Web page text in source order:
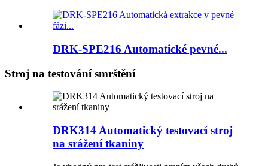
DRK-SPE216 Automatické pevné...
Stroj na testování smrštění
DRK314 Automatický testovací stroj
na srážení tkaniny